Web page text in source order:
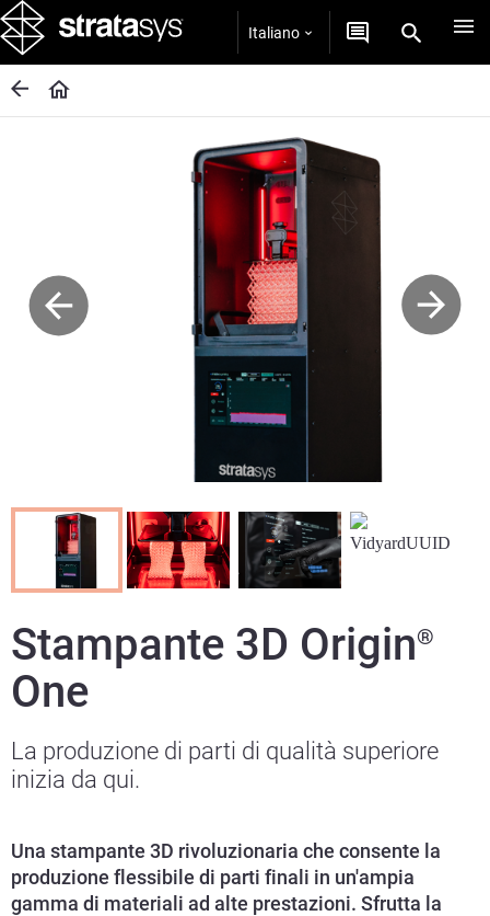
Italiano
Stampante 3D Origin®
One
La produzione di parti di qualità superiore
inizia da qui.
Una stampante 3D rivoluzionaria che consente la
produzione flessibile di parti finali in un'ampia
gamma di materiali ad alte prestazioni. Sfrutta la